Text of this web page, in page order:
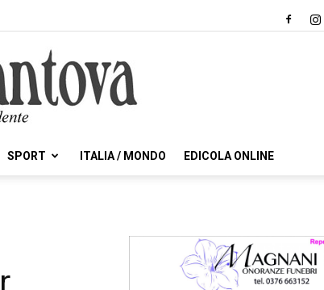
SPORT ITALIA / MONDO EDICOLA ONLINE